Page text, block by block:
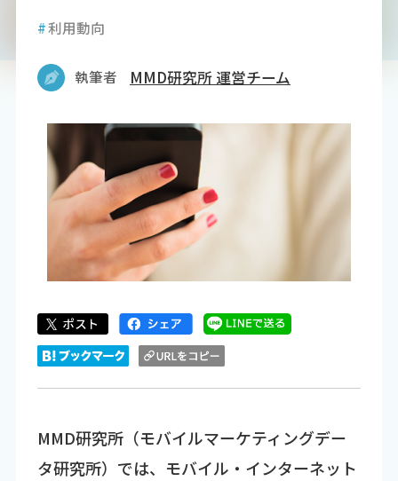
#利用動向
執筆者 MMD研究所 運営チーム
MMD研究所（モバイルマーケティングデー
タ研究所）では、モバイル・インターネット